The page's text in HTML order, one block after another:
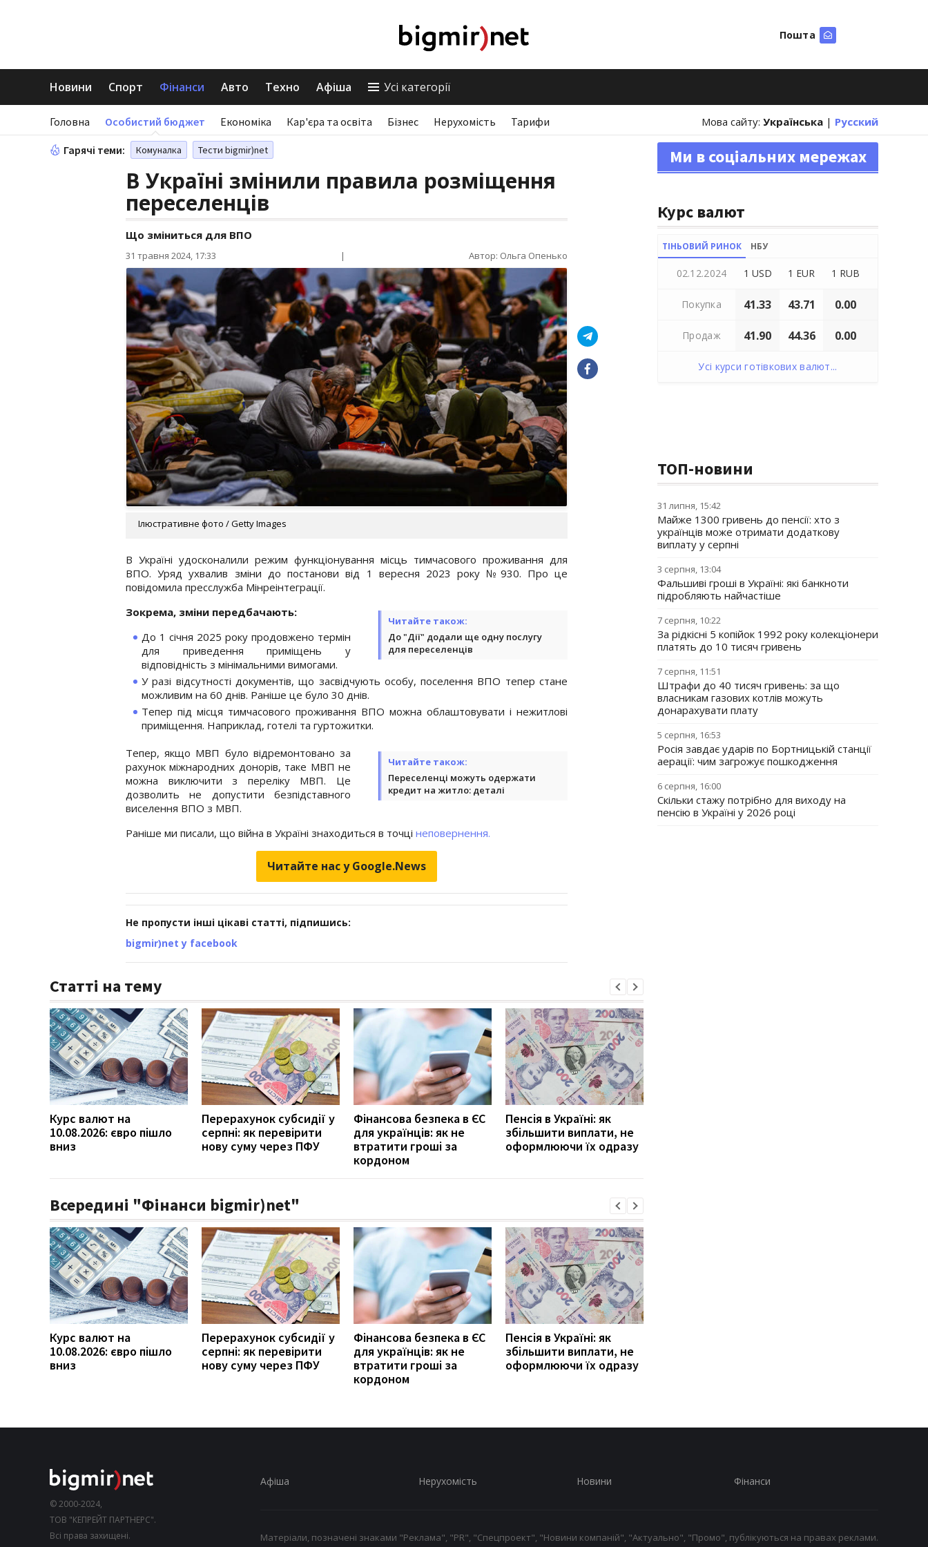
Пошта
Новини Спорт Фінанси Авто Техно Афіша Усі категорії
Головна Особистий бюджет Економіка Кар'єра та освіта Бізнес Нерухомість Тарифи Мова сайту: Українська | Русский
Гарячі теми: Комуналка Тести bigmir)net
В Україні змінили правила розміщення
переселенців
Що зміниться для ВПО
31 травня 2024, 17:33 | Автор: Ольга Опенько
Ілюстративне фото / Getty Images
В Україні удосконалили режим функціонування місць тимчасового проживання для
ВПО. Уряд ухвалив зміни до постанови від 1 вересня 2023 року №930. Про це
повідомила пресслужба Мінреінтеграції.
Читайте також:
До "Дії" додали ще одну послугу
для переселенців
Зокрема, зміни передбачають:
До 1 січня 2025 року продовжено термін
для приведення приміщень у
відповідність з мінімальними вимогами.
У разі відсутності документів, що засвідчують особу, поселення ВПО тепер стане
можливим на 60 днів. Раніше це було 30 днів.
Тепер під місця тимчасового проживання ВПО можна облаштовувати і нежитлові
приміщення. Наприклад, готелі та гуртожитки.
Читайте також:
Переселенці можуть одержати
кредит на житло: деталі
Тепер, якщо МВП було відремонтовано за
рахунок міжнародних донорів, таке МВП не
можна виключити з переліку МВП. Це
дозволить не допустити безпідставного
виселення ВПО з МВП.
Раніше ми писали, що війна в Україні знаходиться в точці неповернення.
Читайте нас у Google.News
Не пропусти інші цікаві статті, підпишись:
bigmir)net у facebook
Статті на тему
Курс валют на
10.08.2026: євро пішло
вниз
Перерахунок субсидії у
серпні: як перевірити
нову суму через ПФУ
Фінансова безпека в ЄС
для українців: як не
втратити гроші за
кордоном
Пенсія в Україні: як
збільшити виплати, не
оформлюючи їх одразу
Всередині "Фінанси bigmir)net"
Курс валют на
10.08.2026: євро пішло
вниз
Перерахунок субсидії у
серпні: як перевірити
нову суму через ПФУ
Фінансова безпека в ЄС
для українців: як не
втратити гроші за
кордоном
Пенсія в Україні: як
збільшити виплати, не
оформлюючи їх одразу
Ми в соціальних мережах
Курс валют
ТІНЬОВИЙ РИНОК НБУ
02.12.2024 1 USD 1 EUR 1 RUB
Покупка 41.33 43.71 0.00
Продаж 41.90 44.36 0.00
Усі курси готівкових валют...
ТОП-новини
31 липня, 15:42
Майже 1300 гривень до пенсії: хто з
українців може отримати додаткову
виплату у серпні
3 серпня, 13:04
Фальшиві гроші в Україні: які банкноти
підробляють найчастіше
7 серпня, 10:22
За рідкісні 5 копійок 1992 року колекціонери
платять до 10 тисяч гривень
7 серпня, 11:51
Штрафи до 40 тисяч гривень: за що
власникам газових котлів можуть
донарахувати плату
5 серпня, 16:53
Росія завдає ударів по Бортницькій станції
аерації: чим загрожує пошкодження
6 серпня, 16:00
Скільки стажу потрібно для виходу на
пенсію в Україні у 2026 році
© 2000-2024,
ТОВ "КЕПРЕЙТ ПАРТНЕРС".
Всі права захищені.
Афіша Нерухомість Новини Фінанси
Матеріали, позначені знаками "Реклама", "PR", "Спецпроект", "Новини компаній", "Актуально", "Промо", публікуються на правах реклами.